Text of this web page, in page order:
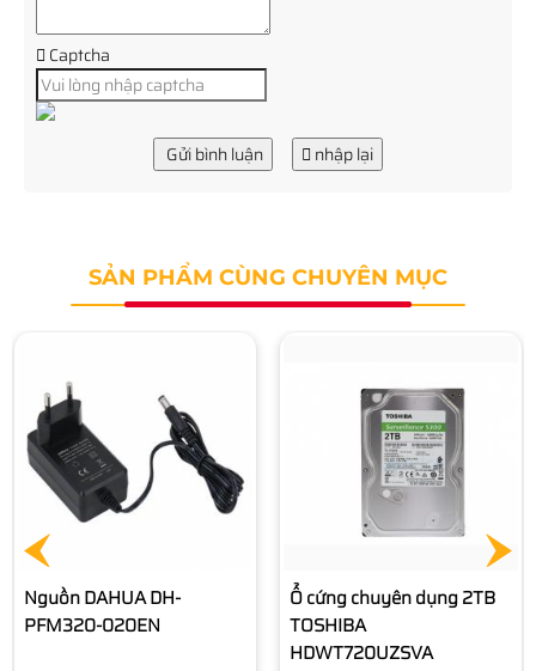
Captcha
Gửi bình luận nhập lại
SẢN PHẨM CÙNG CHUYÊN MỤC
Ổ cứng chuyên dụng 2TB
TOSHIBA
SKYHAWK SEAGATE
ST4000VX016
2.638.000 đ